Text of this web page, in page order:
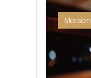
Maison